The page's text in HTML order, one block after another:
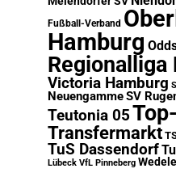
Fußball-Verband
Hamburg
Regionalliga
Victoria Hamburg
NeuengammeSV
Teutonia 05
Transfermarkt
TuS Dassendorf
Lübeck VfL Pinneberg